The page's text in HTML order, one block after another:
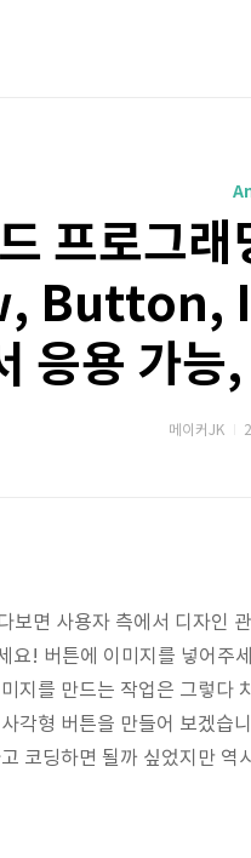
프로그래
Button,
응용 가
메이커JK
보면 사용자 측에서 디자인
요! 버튼에 이미지를 넣어주
지를 만드는 작업은 그렇다
사각형 버튼을 만들어 보겠
딩하면 될까 싶었지만 역